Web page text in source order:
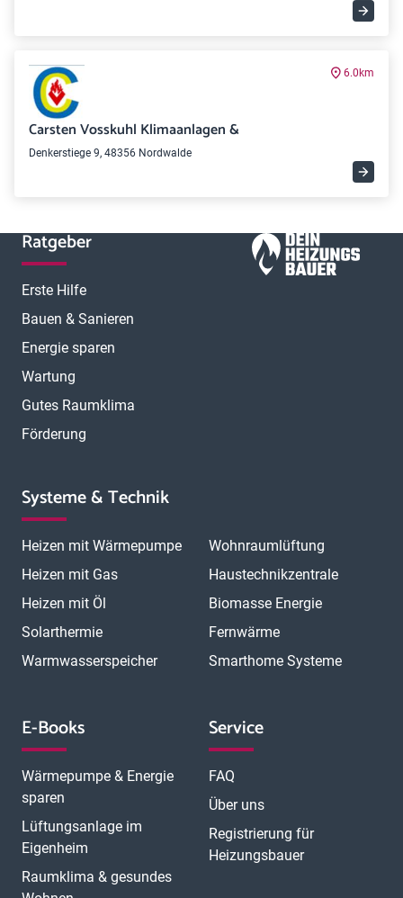
6.0km
Carsten Vosskuhl Klimaanlagen &
Denkerstiege 9, 48356 Nordwalde
Ratgeber
Erste Hilfe
Bauen & Sanieren
Energie sparen
Wartung
Gutes Raumklima
Förderung
Systeme & Technik
Heizen mit Wärmepumpe
Heizen mit Gas
Heizen mit Öl
Solarthermie
Warmwasserspeicher
Wohnraumlüftung
Haustechnikzentrale
Biomasse Energie
Fernwärme
Smarthome Systeme
E-Books
Wärmepumpe & Energie
sparen
Lüftungsanlage im
Eigenheim
Raumklima & gesundes
Service
FAQ
Über uns
Registrierung für
Heizungsbauer